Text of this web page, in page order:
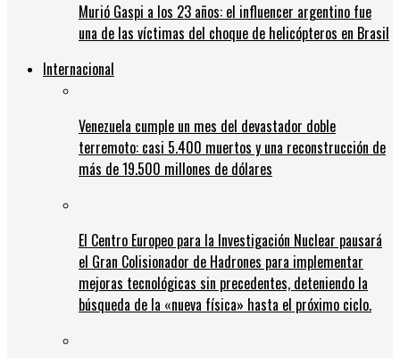
Murió Gaspi a los 23 años: el influencer argentino fue
una de las víctimas del choque de helicópteros en Brasil
Internacional
Venezuela cumple un mes del devastador doble
terremoto: casi 5.400 muertos y una reconstrucción de
más de 19.500 millones de dólares
El Centro Europeo para la Investigación Nuclear pausará
el Gran Colisionador de Hadrones para implementar
mejoras tecnológicas sin precedentes, deteniendo la
búsqueda de la «nueva física» hasta el próximo ciclo.